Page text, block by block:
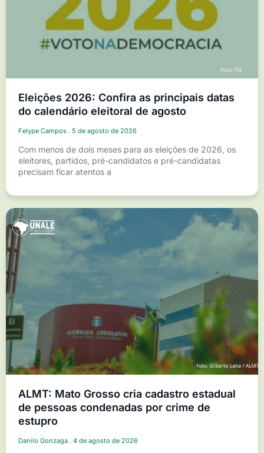
Eleições 2026: Confira as principais datas
do calendário eleitoral de agosto
Felype Campos 5 de agosto de 2026
Com menos de dois meses para as eleições de 2026, os
eleitores, partidos, pré-candidatos e pré-candidatas
precisam ficar atentos a
ALMT: Mato Grosso cria cadastro estadual
de pessoas condenadas por crime de
estupro
Danilo Gonzaga 4 de agosto de 2026